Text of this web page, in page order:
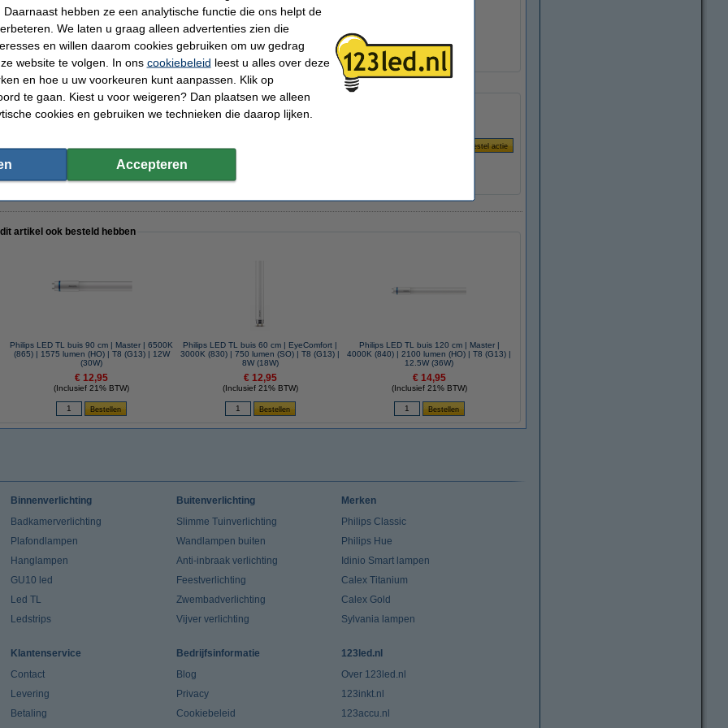
Branduren:
75.000 uur
Aan/uitschakelingen:
Energielabel:
E
Oud voor nieuw:
uw oude apparaat
artikel ook besteld hebben
Philips LED TL buis 90 cm | Master | 6500K
(865) | 1575 lumen (HO) | T8 (G13) | 12W
(30W)
€ 12,95
(Inclusief 21% BTW)
Philips LED TL buis 60 cm | EyeComfort |
3000K (830) | 750 lumen (SO) | T8 (G13) |
8W (18W)
€ 12,95
(Inclusief 21% BTW)
Philips LED TL buis 120 cm | Master |
4000K (840) | 2100 lumen (HO) | T8 (G13) |
12.5W (36W)
€ 14,95
(Inclusief 21% BTW)
Binnenverlichting
Badkamerverlichting
Plafondlampen
Hanglampen
GU10 led
Led TL
Ledstrips
Buitenverlichting
Slimme Tuinverlichting
Wandlampen buiten
Anti-inbraak verlichting
Feestverlichting
Zwembadverlichting
Vijver verlichting
Merken
Philips Classic
Philips Hue
Idinio Smart lampen
Calex Titanium
Calex Gold
Sylvania lampen
Klantenservice
Contact
Levering
Betaling
Bedrijfsinformatie
Blog
Privacy
Cookiebeleid
123led.nl
Over 123led.nl
123inkt.nl
123accu.nl
hebben ze een analytische functie die ons helpt de
We laten u graag alleen advertenties zien die
en willen daarom cookies gebruiken om uw gedrag
website te volgen. In ons cookiebeleid leest u alles over deze
en hoe u uw voorkeuren kunt aanpassen. Klik op
te gaan. Kiest u voor weigeren? Dan plaatsen we alleen
cookies en gebruiken we technieken die daarop lijken.
Accepteren